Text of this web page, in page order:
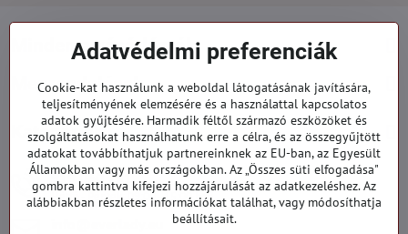
Minden a vásárlásról
Megrendelések
Kategóriák
919 060 751
Hétfő - Péntek: 09:00 - 15:00 hod.
Adatvédelmi preferenciák
Cookie-kat használunk a weboldal látogatásának javítására,
teljesítményének elemzésére és a használattal kapcsolatos
adatok gyűjtésére. Harmadik féltől származó eszközöket és
szolgáltatásokat használhatunk erre a célra, és az összegyűjtött
adatokat továbbíthatjuk partnereinknek az EU-ban, az Egyesült
Államokban vagy más országokban. Az „Összes süti elfogadása"
gombra kattintva kifejezi hozzájárulását az adatkezeléshez. Az
alábbiakban részletes információkat találhat, vagy módosíthatja
beállításait.